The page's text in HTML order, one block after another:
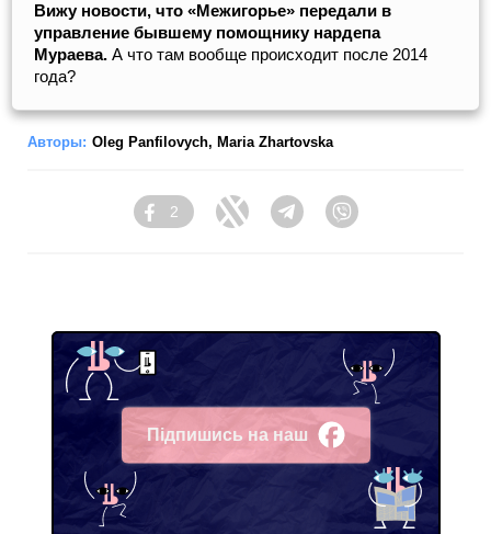
Вижу новости, что «Межигорье» передали в
управление бывшему помощнику нардепа
Мураева. А что там вообще происходит после 2014
года?
Авторы: Oleg Panfilovych, Maria Zhartovska
Facebook
2
Twitter TelegramViber
Підпишись на наш
Facebook